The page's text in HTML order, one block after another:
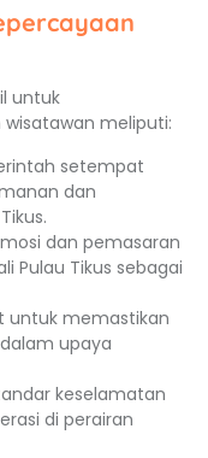
untuk
meliputi:
setempat
dan
dan pemasaran
Pulau Tikus sebagai
untuk memastikan
upaya
keselamatan
di perairan